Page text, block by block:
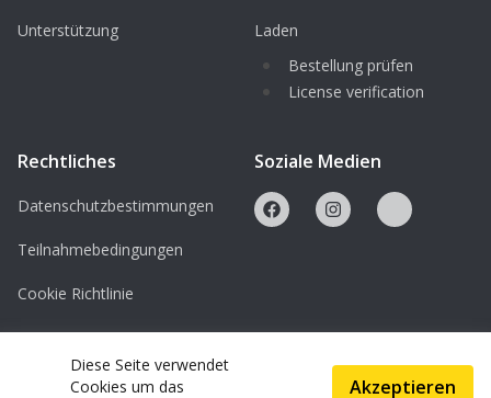
Unterstützung
Laden
Bestellung prüfen
License verification
Rechtliches
Datenschutzbestimmungen
Teilnahmebedingungen
Cookie Richtlinie
Lizenzen
Soziale Medien
Diese Seite verwendet
Cookies um das
Akzeptieren